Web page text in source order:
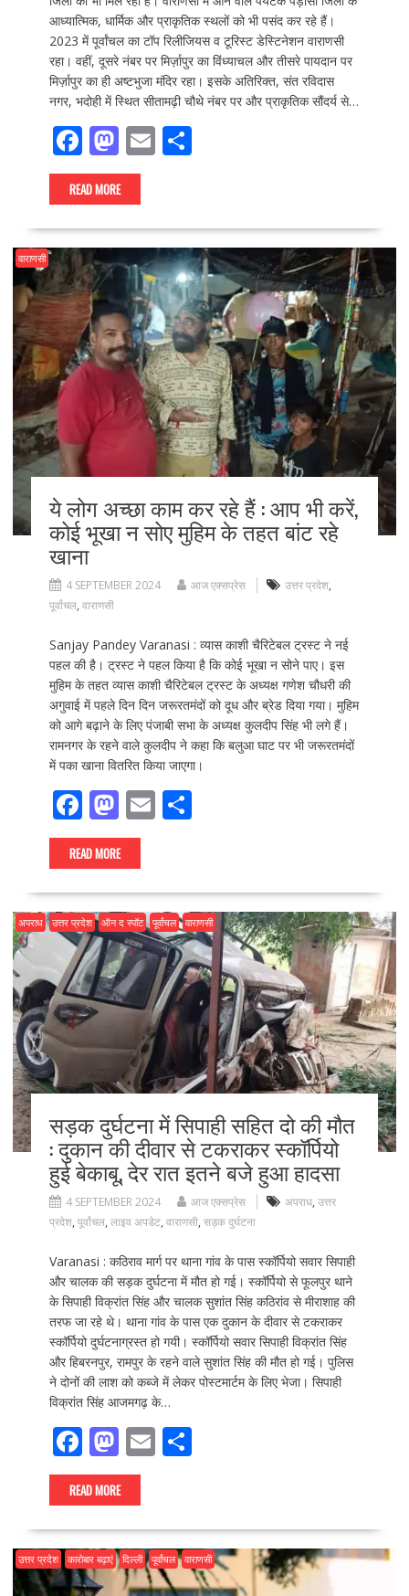
आध्यात्मिक, धार्मिक और प्राकृतिक स्थलों को भी पसंद कर रहे हैं।
2023 में पूर्वांचल का टॉप रिलीजियस व टूरिस्ट डेस्टिनेशन वाराणसी
रहा। वहीं, दूसरे नंबर पर मिर्ज़ापुर का विंध्याचल और तीसरे पायदान पर
मिर्ज़ापुर का ही अष्टभुजा मंदिर रहा। इसके अतिरिक्त, संत रविदास
नगर, भदोही में स्थित सीतामढ़ी चौथे नंबर पर और प्राकृतिक सौंदर्य से…
F
ac
e
b
o
o
k
M
as
to
d
o
n
E
l
S
e
READ MORE
वाराणसी
ये लोग अच्छा काम कर रहे हैं : आप भी करें,
कोई भूखा न सोए मुहिम के तहत बांट रहे
खाना
4 SEPTEMBER 2024 आज एक्सप्रेस उत्तर प्रदेश,
पूर्वांचल, वाराणसी
Sanjay Pandey Varanasi : व्यास काशी चैरिटेबल ट्रस्ट ने नई
पहल की है। ट्रस्ट ने पहल किया है कि कोई भूखा न सोने पाए। इस
मुहिम के तहत व्यास काशी चैरिटेबल ट्रस्ट के अध्यक्ष गणेश चौधरी की
अगुवाई में पहले दिन दिन जरूरतमंदों को दूध और ब्रेड दिया गया। मुहिम
को आगे बढ़ाने के लिए पंजाबी सभा के अध्यक्ष कुलदीप सिंह भी लगे हैं।
रामनगर के रहने वाले कुलदीप ने कहा कि बलुआ घाट पर भी जरूरतमंदों
में पका खाना वितरित किया जाएगा।
F
ac
e
b
o
o
k
M
as
to
d
o
n
E
l
S
e
READ MORE
अपराध उत्तर प्रदेश ऑन द स्पॉट पूर्वांचल वाराणसी
सड़क दुर्घटना में सिपाही सहित दो की मौत
: दुकान की दीवार से टकराकर स्कॉर्पियो
हुई बेकाबू, देर रात इतने बजे हुआ हादसा
4 SEPTEMBER 2024 आज एक्सप्रेस अपराध, उत्तर
प्रदेश, पूर्वांचल, लाइव अपडेट, वाराणसी, सड़क दुर्घटना
Varanasi : कठिराव मार्ग पर थाना गांव के पास स्कॉर्पियो सवार सिपाही
और चालक की सड़क दुर्घटना में मौत हो गई। स्कॉर्पियो से फूलपुर थाने
के सिपाही विक्रांत सिंह और चालक सुशांत सिंह कठिरांव से मीराशाह की
तरफ जा रहे थे। थाना गांव के पास एक दुकान के दीवार से टकराकर
स्कॉर्पियो दुर्घटनाग्रस्त हो गयी। स्कॉर्पियो सवार सिपाही विक्रांत सिंह
और हिबरनपुर, रामपुर के रहने वाले सुशांत सिंह की मौत हो गई। पुलिस
ने दोनों की लाश को कब्जे में लेकर पोस्टमार्टम के लिए भेजा। सिपाही
विक्रांत सिंह आजमगढ़ के…
F
ac
e
b
o
o
M
as
to
d
o
n
E
l
S
e
READ MORE
उत्तर प्रदेश कारोबार बढ़ाएं दिल्ली पूर्वांचल वाराणसी